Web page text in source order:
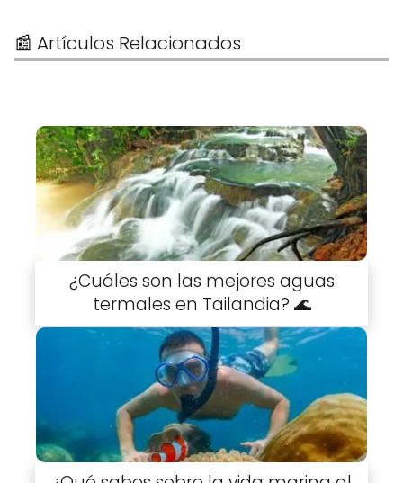
📰 Artículos Relacionados
¿Cuáles son las mejores aguas
termales en Tailandia? 🌊